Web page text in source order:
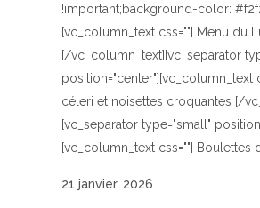
!important;background-color:
[vc_column_text css=""] Menu du
[/vc_column_text][vc_separator
position="center"][vc_column_text
céleri et noisettes croquantes [/
[vc_separator type="small"
[vc_column_text css=""] Boulettes
21 janvier, 2026